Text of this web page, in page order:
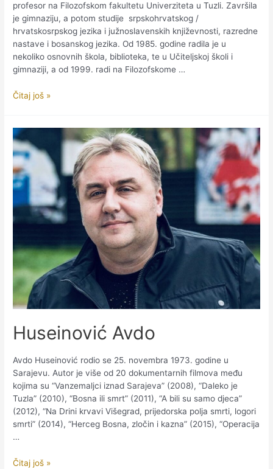
profesor na Filozofskom fakultetu Univerziteta u Tuzli. Završila
je gimnaziju, a potom studije srpskohrvatskog /
hrvatskosrpskog jezika i južnoslavenskih književnosti, razredne
nastave i bosanskog jezika. Od 1985. godine radila je u
nekoliko osnovnih škola, biblioteka, te u Učiteljskoj školi i
gimnaziji, a od 1999. radi na Filozofskome …
Turbić
Čitaj još »
Huseinović Avdo
Avdo Huseinović rodio se 25. novembra 1973. godine u
Sarajevu. Autor je više od 20 dokumentarnih filmova među
kojima su “Vanzemaljci iznad Sarajeva” (2008), “Daleko je
Tuzla” (2010), “Bosna ili smrt” (2011), “A bili su samo djeca”
(2012), “Na Drini krvavi Višegrad, prijedorska polja smrti, logori
smrti” (2014), “Herceg Bosna, zločin i kazna” (2015), “Operacija
…
Huseinović
Čitaj još »